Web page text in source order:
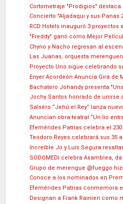
Cortometraje "Prodigios" destaca
Concierto "Aljadaqui y sus Panas
RCD Hotels inauguró 3 proyectos
"Freddy" ganó como Mejor
Chyno y Nacho regresan al
Las Juanas, orquesta
Proyecto Uno sigue celebrando
Enyer Acordeón Anuncia Gira de
Bachatero Johandy presenta
Jochy Santos honrado de unirse
Salsero “Jehú el Rey” lanza
Anuncian obra teatral “Un lío
Efemérides Patrias celebra el 230
Teodoro Reyes celebrará sus 35
Increíble Jo y Luís Segura
SODOMEDI celebra Asamblea,
Grupo de merengue @fueggo
Conoce a los nominados en
Efemérides Patrias conmemora
Designan a Frank Rainieri como